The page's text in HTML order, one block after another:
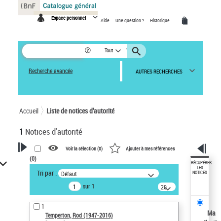
Espace personnel Aide Une question ? Historique
Tout
Recherche avancée AUTRES RECHERCHES
Accueil Liste de notices d’autorité
1 Notices d'autorité
VOTRE RECHERCHE
Recherche avancée dans les
notices d’autorité
Œuvres liées à l'auteur :
Temperton, Rod (1947-2016)
Voir la sélection (0) Ajouter à mes références
(0)
Tri par : Défaut
sur 1
20
résultats/page
1
Temperton, Rod (1947-2016)
RÉCUPÉRER
LES
NOTICES
Ma
Panneau de gestion des cookies